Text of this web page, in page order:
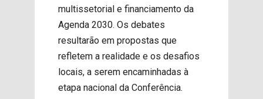
multissetorial e financiamento da
Agenda 2030. Os debates
resultarão em propostas que
refletem a realidade e os desafios
locais, a serem encaminhadas à
etapa nacional da Conferência.